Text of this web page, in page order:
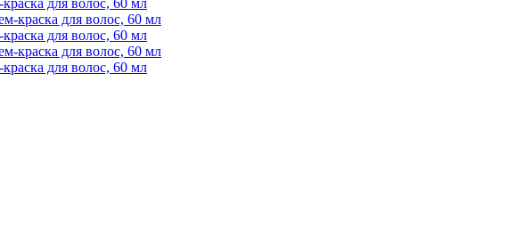
краска для волос, 60 мл
для волос, 60 мл
краска для волос, 60 мл
для волос, 60 мл